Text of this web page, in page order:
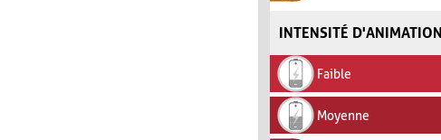
INTENSITÉ D'ANIMATION
Faible
Moyenne